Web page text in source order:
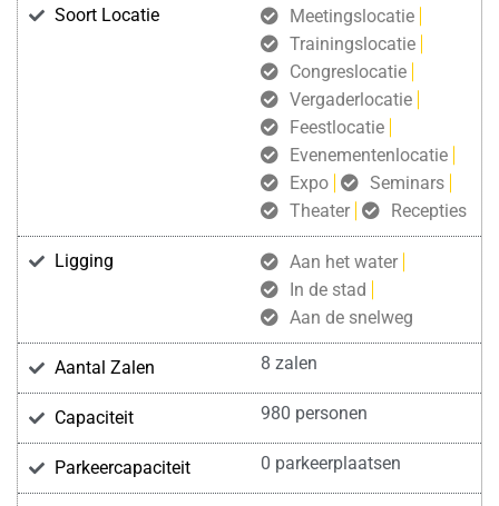
Soort Locatie
Meetingslocatie
Trainingslocatie
Congreslocatie
Vergaderlocatie
Feestlocatie
Evenementenlocatie
Expo
Seminars
Theater
Recepties
Ligging
Aan het water
In de stad
Aan de snelweg
Aantal Zalen 8 zalen
Capaciteit 980 personen
Parkeercapaciteit 0 parkeerplaatsen